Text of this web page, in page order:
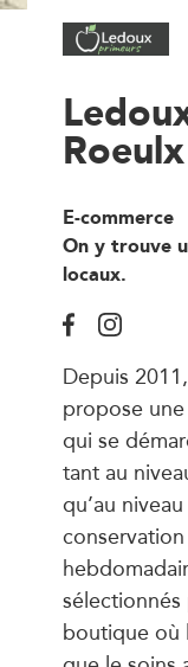
Roeulx
E-commerce
On y trouve
locaux.
Depuis
propose
qui se
tant au
qu’au
boutique où